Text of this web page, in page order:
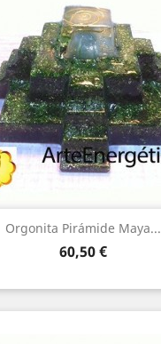
Orgonita Pirámide Maya...
Price
60,50 €